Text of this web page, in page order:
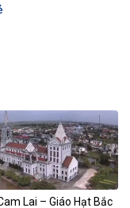
Lai – Giáo Hạt Bắc